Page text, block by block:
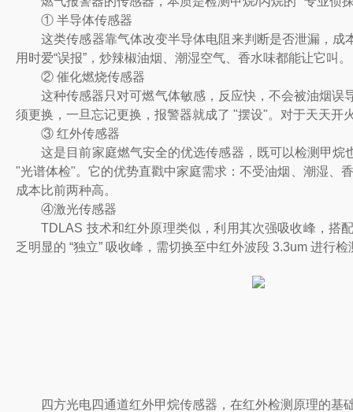
① 半导体传感器
这类传感器靠气体改变半导体电阻来判断是否泄漏，成
用时爱“误报”，炒辣椒油烟、潮湿空气、香水味都能让它叫。
② 催化燃烧传感器
这种传感器只对可燃气体敏感，反应快，不会被油烟误
须更换，一旦忘记更换，报警器就成了 "摆设"。对于天天开
③ 红外传感器
这是目前家庭燃气安全的优选传感器，既可以检测甲烷
"光谱体检"。它的优势直戳中家庭需求：不受油烟、潮湿、
成本比前两种高。
④激光传感器
TDLAS 技术和红外原理类似，利用其次强吸收峰，搭配
乏明显的 “独立” 吸收峰，需切换至中红外波段 3.3um 进行
四方光电四通道红外甲烷传感器，在红外检测原理的基